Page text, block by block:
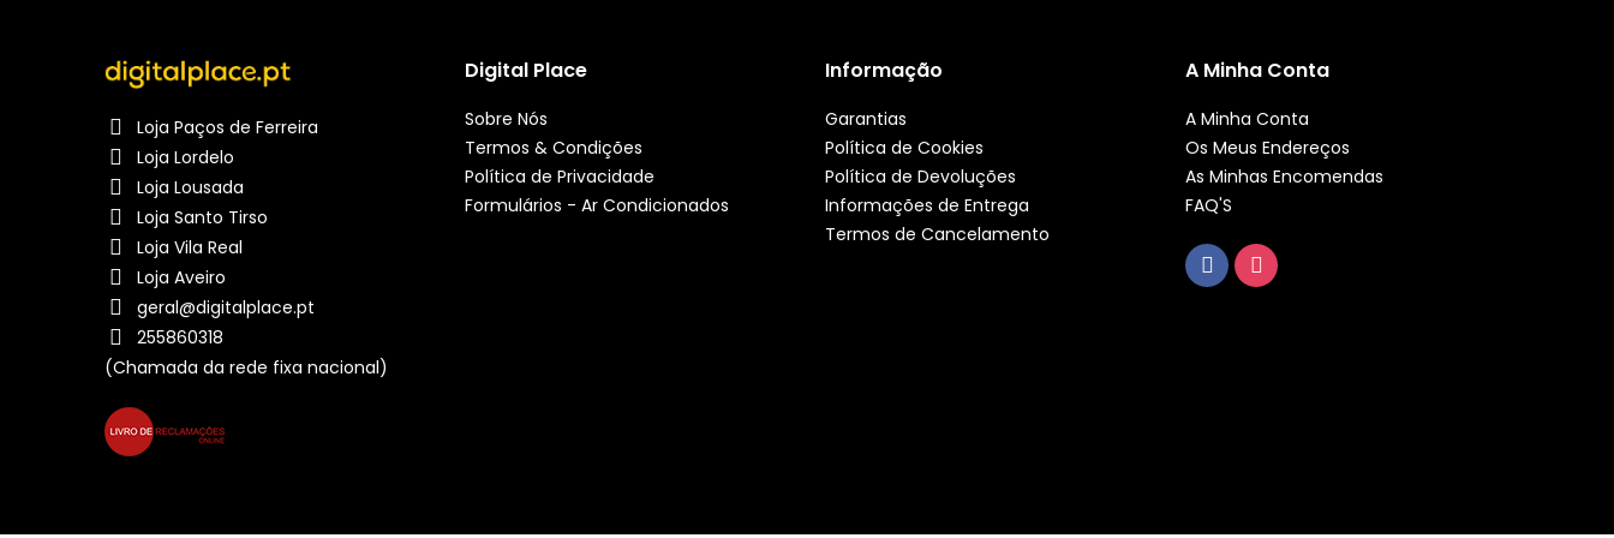
Loja Paços de Ferreira
Loja Lordelo
Loja Lousada
Loja Santo Tirso
Loja Vila Real
Loja Aveiro
geral@digitalplace.pt
255860318
(Chamada da rede fixa nacional)
Digital Place
Sobre Nós
Termos & Condições
Política de Privacidade
Formulários - Ar Condicionados
Informação
Garantias
Política de Cookies
Política de Devoluções
Informações de Entrega
Termos de Cancelamento
A Minha Conta
A Minha Conta
Os Meus Endereços
As Minhas Encomendas
FAQ'S